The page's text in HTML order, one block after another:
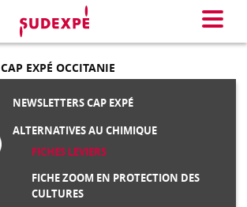
Menu
CAP EXPÉ OCCITANIE
NEWSLETTERS CAP EXPÉ
ALTERNATIVES AU CHIMIQUE
FICHES LEVIERS
FICHE ZOOM EN PROTECTION DES
CULTURES